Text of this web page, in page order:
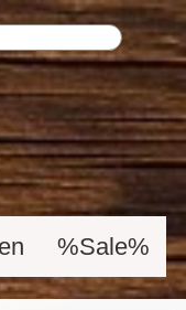
%Sale%